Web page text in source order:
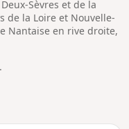
Sèvres et de la
de la Loire et Nouvelle-
Nantaise en rive droite,